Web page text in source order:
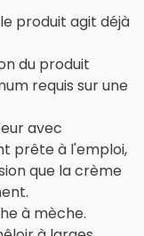
produit agit déjà
du produit
requis sur une
avec
prête à l'emploi,
que la crème
à mèche.